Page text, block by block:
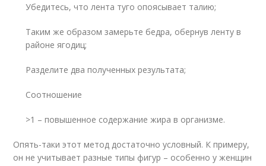
Убедитесь, что лента туго опоясывает талию;
Таким же образом замерьте бедра, обернув ленту в
районе ягодиц;
Разделите два полученных результата;
Соотношение
>1 – повышенное содержание жира в организме.
Опять-таки этот метод достаточно условный. К примеру,
он не учитывает разные типы фигур – особенно у женщин